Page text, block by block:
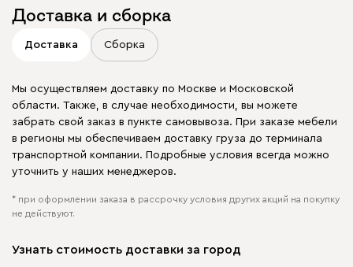
Доставка и сборка
Доставка Сборка
Мы осуществляем доставку по Москве и Московской
области. Также, в случае необходимости, вы можете
забрать свой заказ в пункте самовывоза. При заказе мебели
в регионы мы обеспечиваем доставку груза до терминала
транспортной компании. Подробные условия всегда можно
уточнить у наших менеджеров.
* при оформлении заказа в рассрочку условия других акций на покупку
не действуют.
Узнать стоимость доставки за город